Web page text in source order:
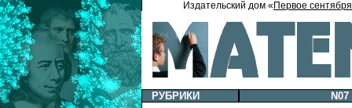
Издательский дом « Первое сентября
РУБРИКИ